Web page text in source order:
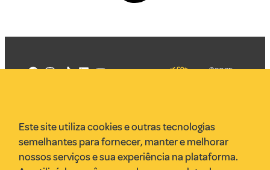
VR Assessoria
Parcerias
Envie uma pauta
©2025
Este site utiliza cookies e outras tecnologias
semelhantes para fornecer, manter e melhorar
nossos serviços e sua experiência na plataforma.